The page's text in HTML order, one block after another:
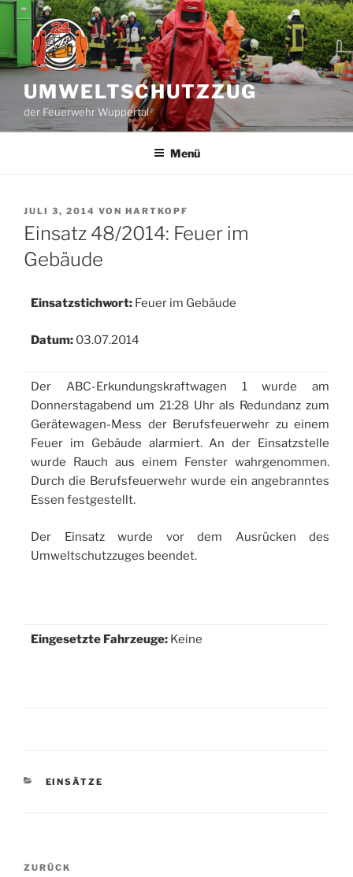
Zum
springen
UMWELTSCHUTZZUG
der Feuerwehr Wuppertal
Menü
VERÖFFENTLICHT
AM
JULI 3, 2014 VON HARTKOPF
Einsatz 48/2014: Feuer im
Gebäude
Einsatzstichwort: Feuer im Gebäude
Datum: 03.07.2014
Der ABC-Erkundungskraftwagen 1 wurde am
Donnerstagabend um 21:28 Uhr als Redundanz zum
Gerätewagen-Mess der Berufsfeuerwehr zu einem
Feuer im Gebäude alarmiert. An der Einsatzstelle
wurde Rauch aus einem Fenster wahrgenommen.
Durch die Berufsfeuerwehr wurde ein angebranntes
Essen festgestellt.
Der Einsatz wurde vor dem Ausrücken des
Umweltschutzzuges beendet.
Eingesetzte Fahrzeuge: Keine
KATEGORIEN
EINSÄTZE
Beitragsnavigation
Vorheriger
ZURÜCK